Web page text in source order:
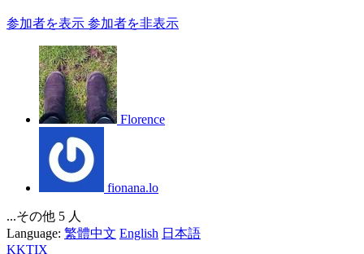
参加者を表示 参加者を非表示
Florence
fionana.lo
...その他 5 人
Language: 繁體中文 English 日本語
KKTIX